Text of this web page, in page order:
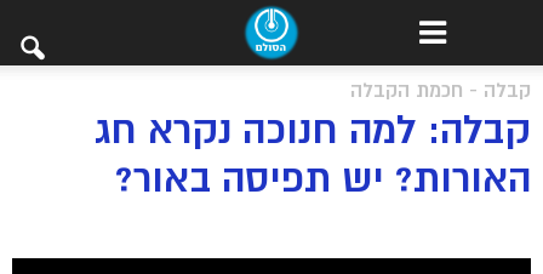
קבלה - חכמת הקבלה
קבלה: למה חנוכה נקרא חג
האורות? יש תפיסה באור?